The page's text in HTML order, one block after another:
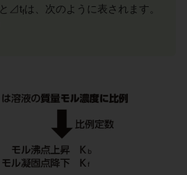
と⊿tfは、次のように表されます。